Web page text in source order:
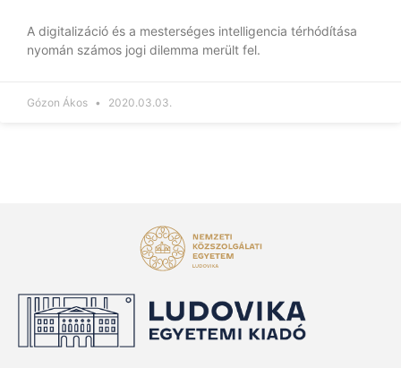
A digitalizáció és a mesterséges intelligencia térhódítása
nyomán számos jogi dilemma merült fel.
Gózon Ákos 2020.03.03.